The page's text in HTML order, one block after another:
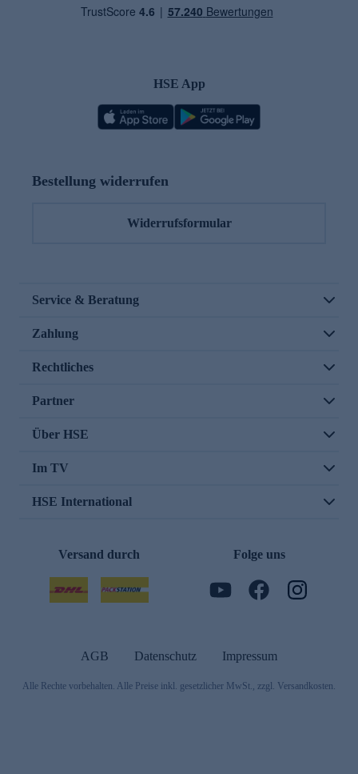
HSE App
Bestellung widerrufen
Widerrufsformular
Service & Beratung
Zahlung
Rechtliches
Partner
Über HSE
Im TV
HSE International
Versand durch Folge uns
AGB Datenschutz Impressum
Alle Rechte vorbehalten. Alle Preise inkl. gesetzlicher MwSt., zzgl. Versandkosten.